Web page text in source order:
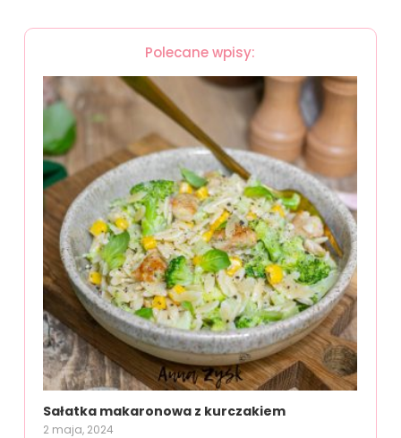
Polecane wpisy:
Sałatka makaronowa z kurczakiem
2 maja, 2024